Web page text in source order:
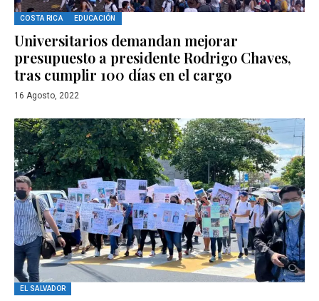
COSTA RICA EDUCACIÓN
Universitarios demandan mejorar
presupuesto a presidente Rodrigo Chaves,
tras cumplir 100 días en el cargo
16 Agosto, 2022
EL SALVADOR